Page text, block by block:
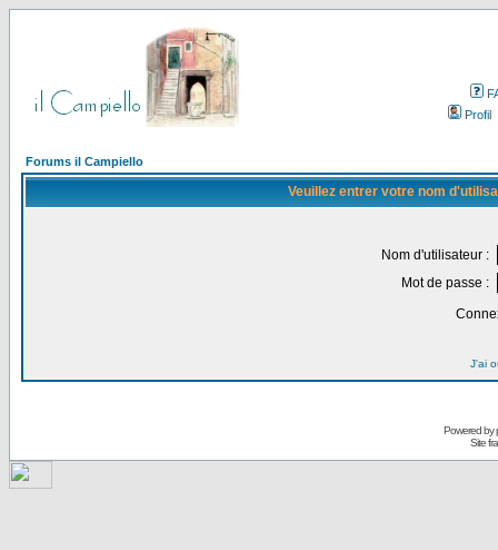
Profil
Forums il Campiello
Veuillez entrer votre nom
Nom d'utilisateur :
Mot de passe :
J'ai
Powered by
Site